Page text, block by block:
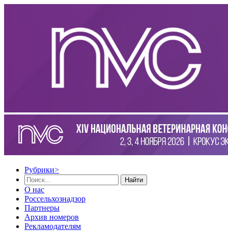
Рубрики>
Найти
О нас
Россельхознадзор
Партнеры
Архив номеров
Рекламодателям